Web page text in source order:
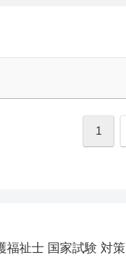
1
福祉士 国家試験 対策